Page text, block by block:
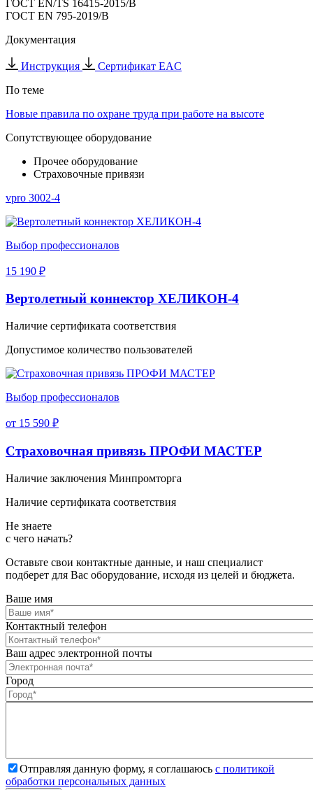
ГОСТ EN/TS 16415-2015/В
ГОСТ EN 795-2019/В
Документация
Инструкция
Сертификат EAC
По теме
Новые правила по охране труда при работе на высоте
Сопутствующее оборудование
Прочее оборудование
Страховочные привязи
vpro 3002-4
Выбор профессионалов
15 190 ₽
Вертолетный коннектор ХЕЛИКОН-4
Наличие сертификата соответствия
Допустимое количество пользователей
Выбор профессионалов
от 15 590 ₽
Страховочная привязь ПРОФИ МАСТЕР
Наличие заключения Минпромторга
Наличие сертификата соответствия
Не знаете
с чего начать?
Оставьте свои контактные данные, и наш специалист
подберет для Вас оборудование, исходя из целей и бюджета.
Ваше имя
Контактный телефон
Ваш адрес электронной почты
Город
Отправляя данную форму, я соглашаюсь с политикой
обработки персональных данных